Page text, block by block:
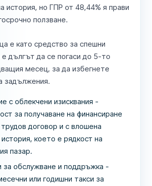
история, но ГПР от 48,44% я прави
ползване.
е като средство за спешни
дългът да се погаси до 5-то
месец, за да избегнете
задължения.
с облекчени изисквания -
за получаване на финансиране
договор и с влошена
което е рядкост на
пазар.
за обслужване и поддръжка -
или годишни такси за